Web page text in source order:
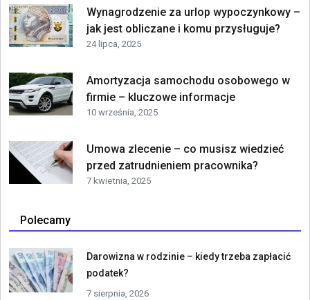
Wynagrodzenie za urlop wypoczynkowy –
jak jest obliczane i komu przysługuje?
24 lipca, 2025
Amortyzacja samochodu osobowego w
firmie – kluczowe informacje
10 września, 2025
Umowa zlecenie – co musisz wiedzieć
przed zatrudnieniem pracownika?
7 kwietnia, 2025
Polecamy
Darowizna w rodzinie – kiedy trzeba zapłacić
podatek?
7 sierpnia, 2026